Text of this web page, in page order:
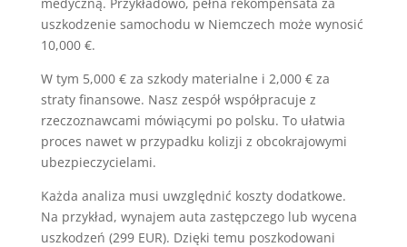
uszkodzenie samochodu w Niemczech może wynosić
10,000 €.
W tym 5,000 € za szkody materialne i 2,000 € za
straty finansowe. Nasz zespół współpracuje z
rzeczoznawcami mówiącymi po polsku. To ułatwia
proces nawet w przypadku kolizji z obcokrajowymi
ubezpieczycielami.
Każda analiza musi uwzględnić koszty dodatkowe.
Na przykład, wynajem auta zastępczego lub wycena
uszkodzeń (299 EUR). Dzięki temu poszkodowani